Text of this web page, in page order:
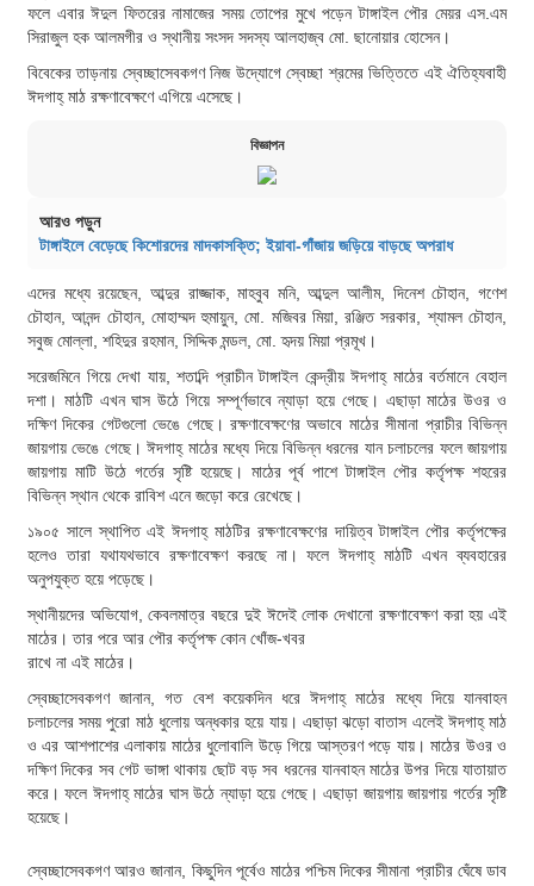
ফলে এবার ঈদুল ফিতরের নামাজের সময় তোপের মুখে পড়েন টাঙ্গাইল পৌর মেয়র এস.এম
সিরাজুল হক আলমগীর ও স্থানীয় সংসদ সদস্য আলহাজ্ব মো. ছানোয়ার হোসেন।
বিবেকের তাড়নায় স্বেচ্ছাসেবকগণ নিজ উদ্যোগে স্বেচ্ছা শ্রমের ভিত্তিতে এই ঐতিহ্যবাহী
ঈদগাহ্ মাঠ রক্ষণাবেক্ষণে এগিয়ে এসেছে।
বিজ্ঞাপন
আরও পড়ুন
টাঙ্গাইলে বেড়েছে কিশোরদের মাদকাসক্তি; ইয়াবা-গাঁজায় জড়িয়ে বাড়ছে অপরাধ
এদের মধ্যে রয়েছেন, আব্দুর রাজ্জাক, মাহবুব মনি, আব্দুল আলীম, দিনেশ চৌহান, গণেশ
চৌহান, আনন্দ চৌহান, মোহাম্মদ হুমায়ুন, মো. মজিবর মিয়া, রঞ্জিত সরকার, শ্যামল চৌহান,
সবুজ মোল্লা, শহিদুর রহমান, সিদ্দিক মন্ডল, মো. হৃদয় মিয়া প্রমূখ।
সরেজমিনে গিয়ে দেখা যায়, শতাব্দি প্রাচীন টাঙ্গাইল কেন্দ্রীয় ঈদগাহ্ মাঠের বর্তমানে বেহাল
দশা। মাঠটি এখন ঘাস উঠে গিয়ে সম্পূর্ণভাবে ন্যাড়া হয়ে গেছে। এছাড়া মাঠের উওর ও
দক্ষিণ দিকের গেটগুলো ভেঙে গেছে। রক্ষণাবেক্ষণের অভাবে মাঠের সীমানা প্রাচীর বিভিন্ন
জায়গায় ভেঙে গেছে। ঈদগাহ্ মাঠের মধ্যে দিয়ে বিভিন্ন ধরনের যান চলাচলের ফলে জায়গায়
জায়গায় মাটি উঠে গর্তের সৃষ্টি হয়েছে। মাঠের পূর্ব পাশে টাঙ্গাইল পৌর কর্তৃপক্ষ শহরের
বিভিন্ন স্থান থেকে রাবিশ এনে জড়ো করে রেখেছে।
১৯০৫ সালে স্থাপিত এই ঈদগাহ্ মাঠটির রক্ষণাবেক্ষণের দায়িত্ব টাঙ্গাইল পৌর কর্তৃপক্ষের
হলেও তারা যথাযথভাবে রক্ষণাবেক্ষণ করছে না। ফলে ঈদগাহ্ মাঠটি এখন ব্যবহারের
অনুপযুক্ত হয়ে পড়েছে।
স্থানীয়দের অভিযোগ, কেবলমাত্র বছরে দুই ঈদেই লোক দেখানো রক্ষণাবেক্ষণ করা হয় এই
মাঠের। তার পরে আর পৌর কর্তৃপক্ষ কোন খোঁজ-খবর
রাখে না এই মাঠের।
স্বেচ্ছাসেবকগণ জানান, গত বেশ কয়েকদিন ধরে ঈদগাহ্ মাঠের মধ্যে দিয়ে যানবাহন
চলাচলের সময় পুরো মাঠ ধুলোয় অন্ধকার হয়ে যায়। এছাড়া ঝড়ো বাতাস এলেই ঈদগাহ্ মাঠ
ও এর আশপাশের এলাকায় মাঠের ধুলোবালি উড়ে গিয়ে আস্তরণ পড়ে যায়। মাঠের উওর ও
দক্ষিণ দিকের সব গেট ভাঙ্গা থাকায় ছোট বড় সব ধরনের যানবাহন মাঠের উপর দিয়ে যাতায়াত
করে। ফলে ঈদগাহ্ মাঠের ঘাস উঠে ন্যাড়া হয়ে গেছে। এছাড়া জায়গায় জায়গায় গর্তের সৃষ্টি
হয়েছে।
স্বেচ্ছাসেবকগণ আরও জানান, কিছুদিন পূর্বেও মাঠের পশ্চিম দিকের সীমানা প্রাচীর ঘেঁষে ডাব